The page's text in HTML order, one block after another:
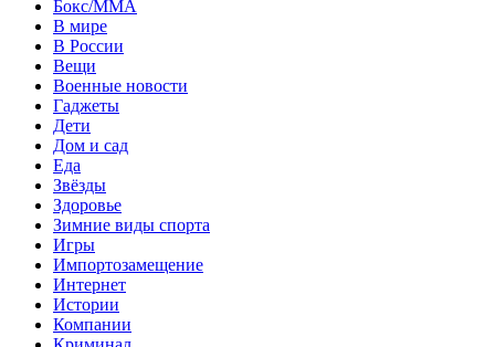
Бокс/MMA
В мире
В России
Вещи
Военные новости
Гаджеты
Дети
Дом и сад
Еда
Звёзды
Здоровье
Зимние виды спорта
Игры
Импортозамещение
Интернет
Истории
Компании